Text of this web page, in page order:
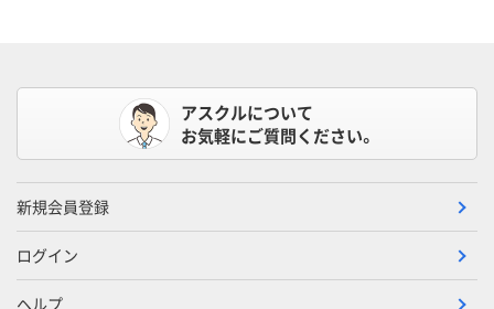
アスクルについて
お気軽にご質問ください。
新規会員登録
ログイン
ヘルプ